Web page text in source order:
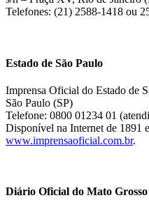
Telefones: (21) 2588-1418 ou
Estado de São Paulo
Imprensa Oficial do Estado de
São Paulo (SP)
Telefone: 0800 01234 01
Disponível na Internet de 1891
www.imprensaoficial.com.br.
Diário Oficial do Mato